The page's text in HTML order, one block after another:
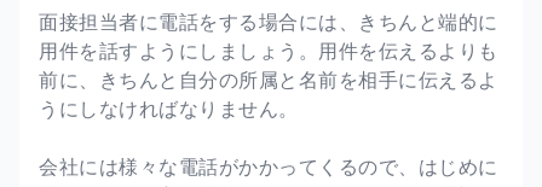
面接担当者に電話をする場合には、きちんと端的に
用件を話すようにしましょう。用件を伝えるよりも
前に、きちんと自分の所属と名前を相手に伝えるよ
うにしなければなりません。
会社には様々な電話がかかってくるので、はじめに